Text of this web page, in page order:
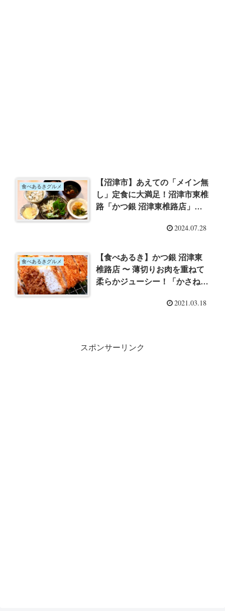
食べあるきグルメ
【沼津市】あえての「メイン無
し」定食に大満足！沼津市東椎
路「かつ銀 沼津東椎路店」さ
ンクにデザートもおかわり自由
2024.07.28
食べあるきグルメ
【食べあるき】かつ銀 沼津東
椎路店 〜 薄切りお肉を重ねて
柔らかジューシー！「かさねロ
2021.03.18
スポンサーリンク